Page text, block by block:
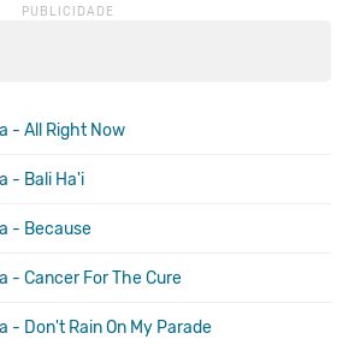
- All Right Now
- Bali Ha'i
- Because
- Cancer For The Cure
- Don't Rain On My Parade